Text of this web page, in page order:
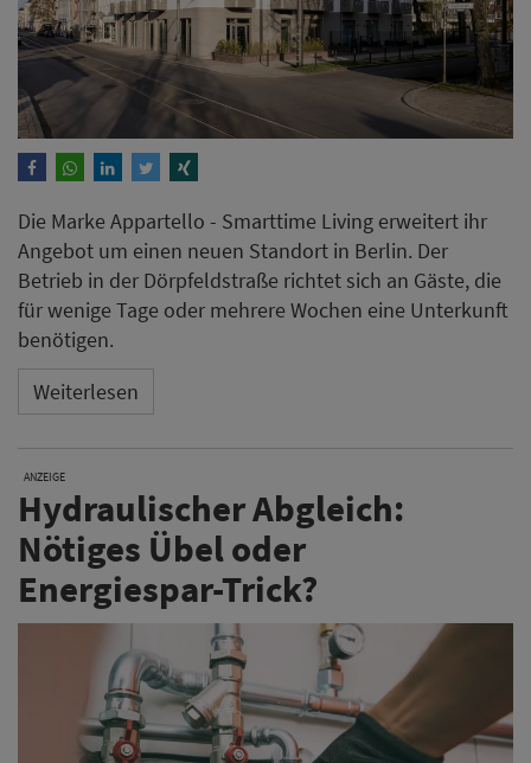
Die Marke Appartello - Smarttime Living erweitert ihr
Angebot um einen neuen Standort in Berlin. Der
Betrieb in der Dörpfeldstraße richtet sich an Gäste, die
für wenige Tage oder mehrere Wochen eine Unterkunft
benötigen.
Weiterlesen
ANZEIGE
Hydraulischer Abgleich:
Nötiges Übel oder
Energiespar-Trick?